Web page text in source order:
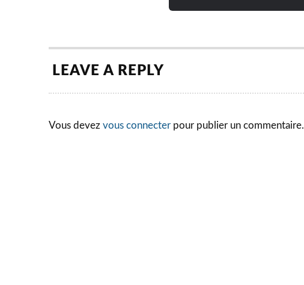
LEAVE A REPLY
Vous devez vous connecterpour publier un commentaire.